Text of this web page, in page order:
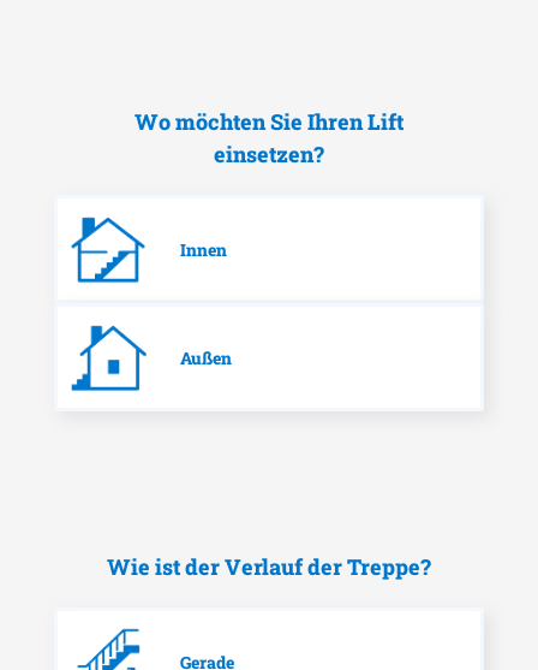
Wo möchten Sie Ihren Lift
einsetzen?
Innen
Außen
Wie ist der Verlauf der Treppe?
Gerade